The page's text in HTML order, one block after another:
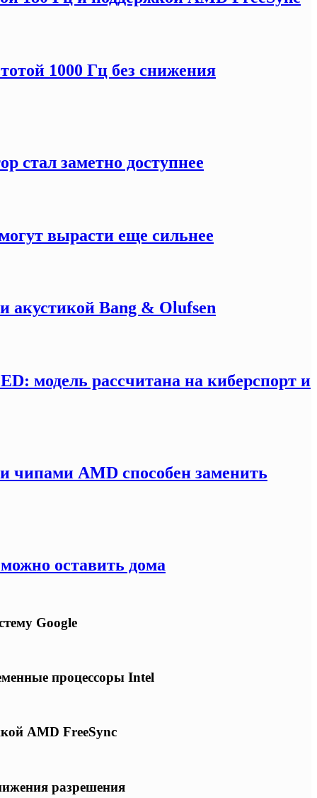
1000 Гц без снижения
стал заметно доступнее
вырасти еще сильнее
акустикой Bang & Olufsen
модель рассчитана на киберспорт и
AMD способен заменить
оставить дома
Google
процессоры Intel
AMD FreeSync
разрешения